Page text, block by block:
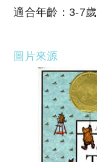
適合年齡：3-7歲
圖片來源